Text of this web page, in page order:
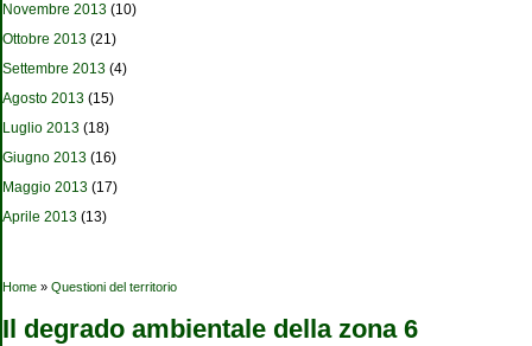
Novembre 2013 (10)
Ottobre 2013 (21)
Settembre 2013 (4)
Agosto 2013 (15)
Luglio 2013 (18)
Giugno 2013 (16)
Maggio 2013 (17)
Aprile 2013 (13)
Tu sei qui
Home » Questioni del territorio
Il degrado ambientale della zona 6